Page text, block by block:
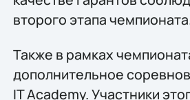
второго этапа
Также в рамках
дополнительное
IT Academy. Участники